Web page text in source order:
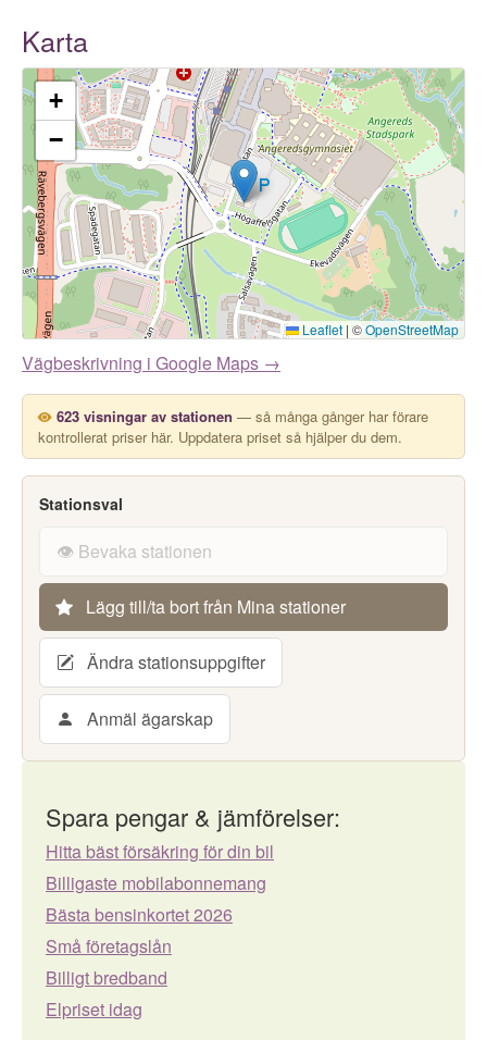
Karta
+
−
Leaflet | ©OpenStreetMap
Vägbeskrivning i Google Maps →
623 visningar av stationen — så många gånger har förare
kontrollerat priser här. Uppdatera priset så hjälper du dem.
Stationsval
👁️ Bevaka stationen
Lägg till/ta bort från Mina stationer
Ändra stationsuppgifter
Anmäl ägarskap
Spara pengar & jämförelser:
Hitta bäst försäkring för din bil
Billigaste mobilabonnemang
Bästa bensinkortet 2026
Små företagslån
Billigt bredband
Elpriset idag